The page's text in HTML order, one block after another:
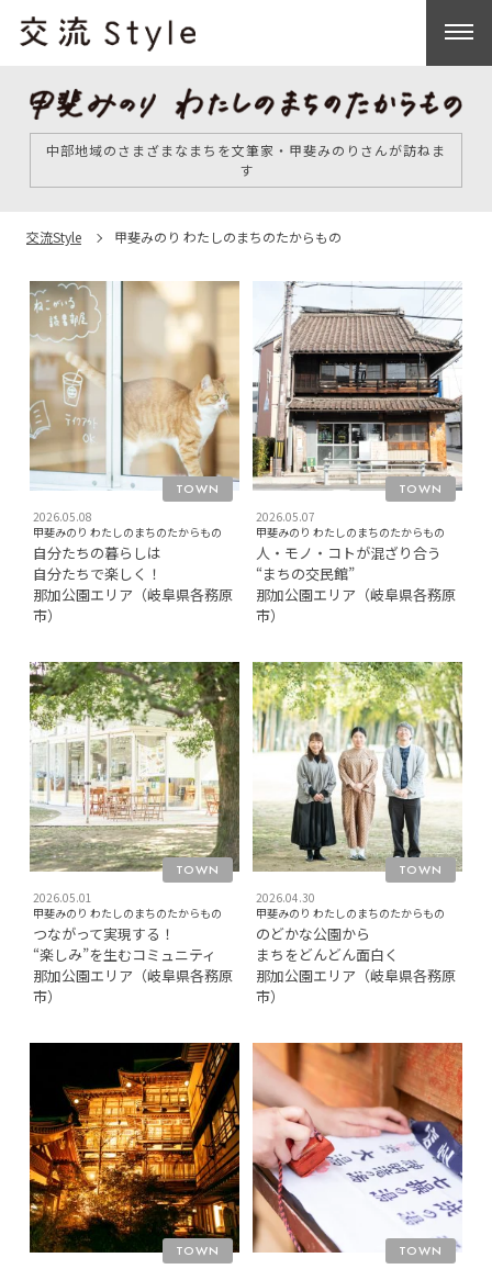
中部地域のさまざまなまちを文筆家・甲斐みのりさんが訪ねま
す
交流Style 甲斐みのり わたしのまちのたからもの
2026.05.08
TOWN
甲斐みのり わたしのまちのたからもの
自分たちの暮らしは
自分たちで楽しく！
那加公園エリア（岐阜県各務原
市）
2026.05.07
TOWN
甲斐みのり わたしのまちのたからもの
人・モノ・コトが混ざり合う
“まちの交民館”
那加公園エリア（岐阜県各務原
市）
2026.05.01
TOWN
甲斐みのり わたしのまちのたからもの
つながって実現する！
“楽しみ”を生むコミュニティ
那加公園エリア（岐阜県各務原
市）
2026.04.30
TOWN
甲斐みのり わたしのまちのたからもの
のどかな公園から
まちをどんどん面白く
那加公園エリア（岐阜県各務原
市）
TOWN TOWN